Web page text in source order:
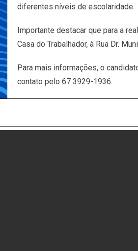
diferentes níveis de escolaridade.
Importante destacar que para a
Casa do Trabalhador, à Rua Dr.
Para mais informações, o
contato pelo 67 3929-1936.